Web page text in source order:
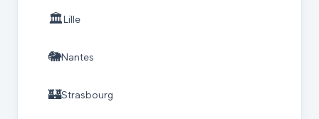
🏛️ Lille
🐘Nantes
🏰Strasbourg